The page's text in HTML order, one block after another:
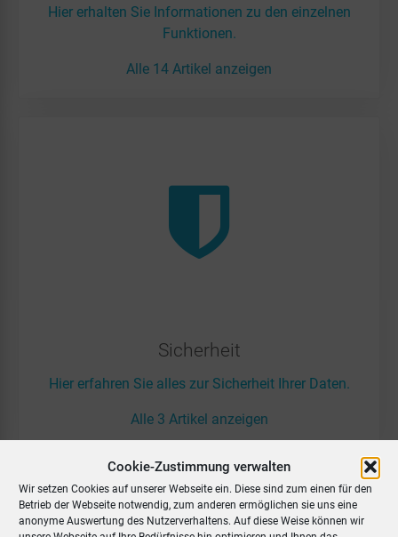
Cookie-Zustimmung verwalten
Wir setzen Cookies auf unserer Webseite ein. Diese sind zum einen für den
Betrieb der Webseite notwendig, zum anderen ermöglichen sie uns eine
anonyme Auswertung des Nutzerverhaltens. Auf diese Weise können wir
Hier erhalten Sie Informationen zu den einzelnen
Funktionen.
Alle 14 Artikel anzeigen
Sicherheit
Hier erfahren Sie alles zur Sicherheit Ihrer Daten.
Alle 3 Artikel anzeigen